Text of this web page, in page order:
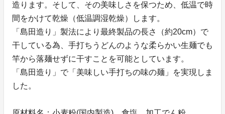
造ります。そして、その美味しさを保つため、低温で時
間をかけて乾燥（低温調湿乾燥）します。
「島田造り」製法により最終製品の長さ（約20cm）で
干している為、手打ちうどんのような柔らかい生麺でも
竿から落麺せずに干すことを可能としています。
「島田造り」で「美味しい手打ちの味の麺」を実現しま
した。